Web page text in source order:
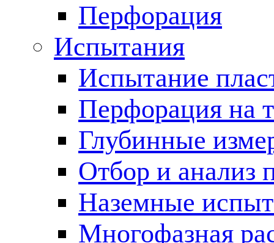
Перфорация
Испытания
Испытание
Перфорация на
Глубинные
Отбор и анализ
Наземные
Многофазная